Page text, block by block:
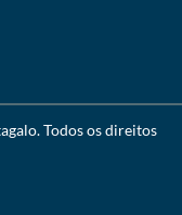
. Todos os direitos